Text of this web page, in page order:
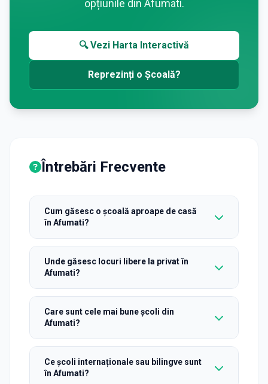
opțiunile din Afumati.
🔍 Vezi Harta Interactivă
Reprezinți o Școală?
Întrebări Frecvente
Cum găsesc o școală aproape de casă
în Afumati?
Unde găsesc locuri libere la privat în
Afumati?
Care sunt cele mai bune școli din
Afumati?
Ce școli internaționale sau bilingve sunt
în Afumati?